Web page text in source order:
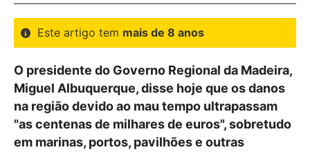
Este artigo tem mais de 8 anos
O presidente do Governo Regional da Madeira,
Miguel Albuquerque, disse hoje que os danos
na região devido ao mau tempo ultrapassam
"as centenas de milhares de euros", sobretudo
em marinas, portos, pavilhões e outras